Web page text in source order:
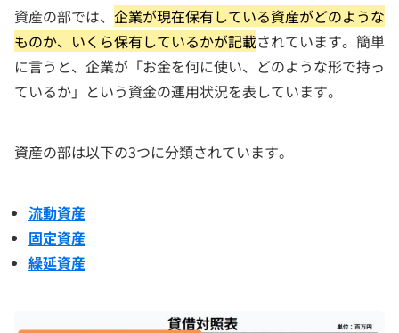
資産の部では、 企業が現在保有している資産がどのような
ものか、いくら保有しているかが記載されています。簡単
に言うと、企業が「お金を何に使い、どのような形で持っ
ているか」という資金の運用状況を表しています。
資産の部は以下の3つに分類されています。
流動資産
固定資産
繰延資産